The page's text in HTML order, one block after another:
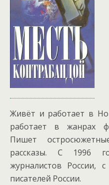
Живёт и работает в
работает в жанрах
Пишет
рассказы. С 1996
журналистов
писателей России.